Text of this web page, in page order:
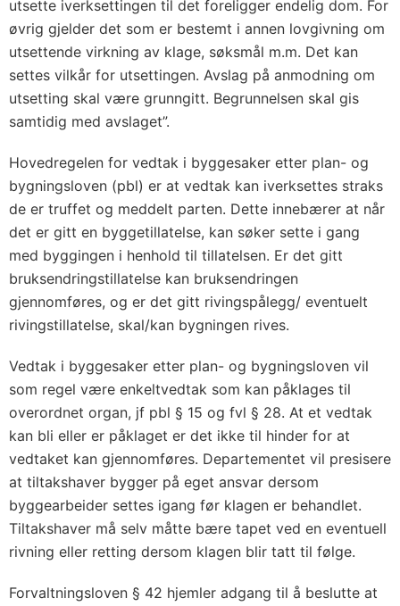
utsette iverksettingen til det foreligger endelig dom. For
øvrig gjelder det som er bestemt i annen lovgivning om
utsettende virkning av klage, søksmål m.m. Det kan
settes vilkår for utsettingen. Avslag på anmodning om
utsetting skal være grunngitt. Begrunnelsen skal gis
samtidig med avslaget”.
Hovedregelen for vedtak i byggesaker etter plan- og
bygningsloven (pbl) er at vedtak kan iverksettes straks
de er truffet og meddelt parten. Dette innebærer at når
det er gitt en byggetillatelse, kan søker sette i gang
med byggingen i henhold til tillatelsen. Er det gitt
bruksendringstillatelse kan bruksendringen
gjennomføres, og er det gitt rivingspålegg/ eventuelt
rivingstillatelse, skal/kan bygningen rives.
Vedtak i byggesaker etter plan- og bygningsloven vil
som regel være enkeltvedtak som kan påklages til
overordnet organ, jf pbl § 15 og fvl § 28. At et vedtak
kan bli eller er påklaget er det ikke til hinder for at
vedtaket kan gjennomføres. Departementet vil presisere
at tiltakshaver bygger på eget ansvar dersom
byggearbeider settes igang før klagen er behandlet.
Tiltakshaver må selv måtte bære tapet ved en eventuell
rivning eller retting dersom klagen blir tatt til følge.
Forvaltningsloven § 42 hjemler adgang til å beslutte at